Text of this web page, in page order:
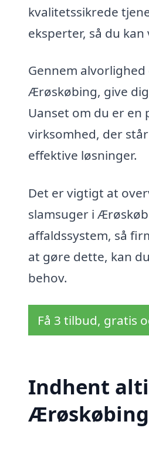
kvalitetssikrede
eksperter, så du
Gennem
Ærøskøbing, give
Uanset om du er
virksomhed, der
effektive løsninger.
Det er vigtigt at
slamsuger i
affaldssystem, så
at gøre dette, kan
behov.
Få 3 tilbud, gratis
Indhent
Ærøskøbing